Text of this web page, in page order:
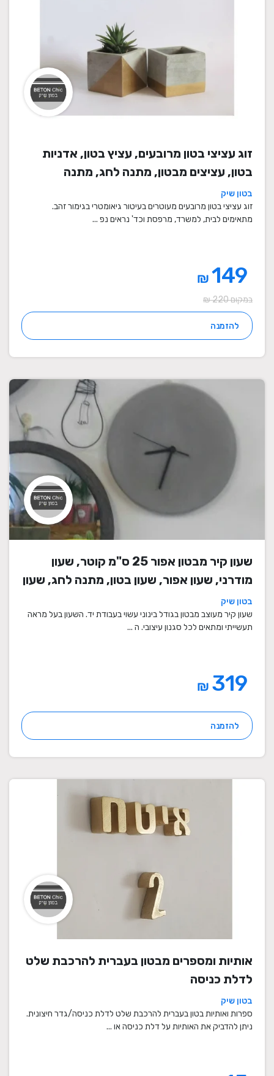
זוג עציצי בטון מרובעים, עציץ בטון, אדניות
בטון, עציצים מבטון, מתנה לחג, מתנה
לעובדים, מתנות לחנוכת בית, עציצים מתנה,
מתנה, מתנות מיוחדות
בטון שיק
זוג עציצי בטון מרובעים מעוטרים בעיטור גיאומטרי בגימור זהב.
מתאימים לבית, למשרד, מרפסת וכד' נראים נפ ...
₪
במקום 220 ₪
להזמנה
שעון קיר מבטון אפור 25 ס"מ קוטר, שעון
מודרני, שעון אפור, שעון בטון, מתנה לחג, שעון
מעוצב, שעון מיוחד, שעון תעשייתי, שעון לסלון,
שעון קיר
בטון שיק
שעון קיר מעוצב מבטון בגודל בינוני עשוי בעבודת יד. השעון בעל מראה
תעשייתי ומתאים לכל סגנון עיצובי. ה ...
₪
להזמנה
אותיות ומספרים מבטון בעברית להרכבת שלט
לדלת כניסה
בטון שיק
ספרות ואותיות בטון בעברית להרכבת שלט לדלת כניסה/גדר חיצונית.
ניתן להדביק את האותיות על דלת כניסה או ...